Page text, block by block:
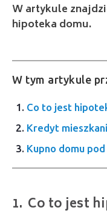
W artykule
hipoteka domu.
W tym artykule
Co to jest
Kredyt
Kupno domu
Co to jest